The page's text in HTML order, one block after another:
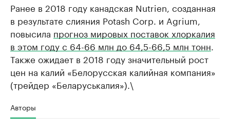
Ранее в 2018 году канадская Nutrien, созданная
в результате слияния Potash Corp. и Agrium,
повысила прогноз мировых поставок хлоркалия
в этом году с 64-66 млн до 64,5-66,5 млн тонн
Также ожидает в 2018 году значительный рост
цен на калий «Белорусская калийная компания»
(трейдер «Беларуськалия»).\
Авторы